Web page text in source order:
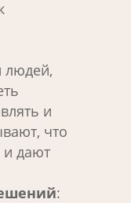
людей,
и
что
дают
: